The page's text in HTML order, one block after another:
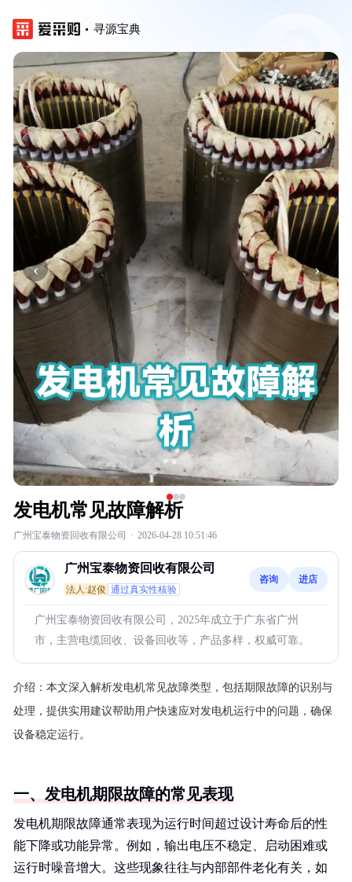
寻源宝典
‹ ›
发电机常见故障解析
广州宝泰物资回收有限公司 · 2026-04-28 10:51:46
广州宝泰物资回收有限公司
法人:赵俊 通过真实性核验
咨询 进店
广州宝泰物资回收有限公司，2025年成立于广东省广州
市，主营电缆回收、设备回收等，产品多样，权威可靠。
介绍： 本文深入解析发电机常见故障类型，包括期限故障的识别与
处理，提供实用建议帮助用户快速应对发电机运行中的问题，确保
设备稳定运行。
一、发电机期限故障的常见表现
发电机期限故障通常表现为运行时间超过设计寿命后的性
能下降或功能异常。例如，输出电压不稳定、启动困难或
运行时噪音增大。这些现象往往与内部部件老化有关，如